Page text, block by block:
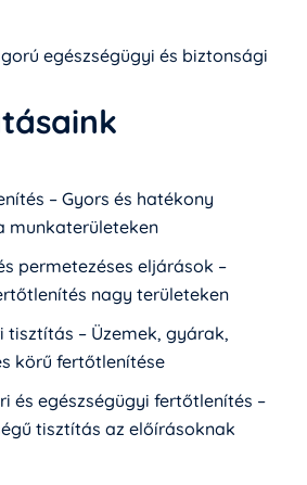
egészségügyi és biztonsági
– Gyors és hatékony
munkaterületeken
permetezéses eljárások –
nagy területeken
tisztítás – Üzemek, gyárak,
körű fertőtlenítése
és egészségügyi fertőtlenítés –
tisztítás az előírásoknak